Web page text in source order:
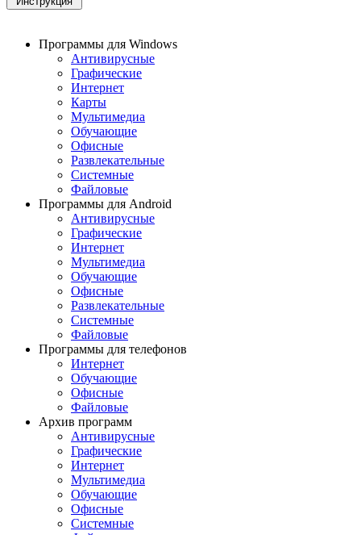
Программы для Windows
Антивирусные
Графические
Интернет
Карты
Мультимедиа
Обучающие
Офисные
Развлекательные
Системные
Файловые
Программы для Android
Антивирусные
Графические
Интернет
Мультимедиа
Обучающие
Офисные
Развлекательные
Системные
Файловые
Программы для телефонов
Интернет
Обучающие
Офисные
Файловые
Архив программ
Антивирусные
Графические
Интернет
Мультимедиа
Обучающие
Офисные
Системные